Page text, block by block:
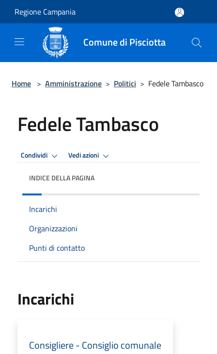
Regione Campania
Comune di Pisciotta
Home > Amministrazione > Politici > Fedele Tambasco
Fedele Tambasco
Condividi Vedi azioni
INDICE DELLA PAGINA
Incarichi
Organizzazioni
Punti di contatto
Incarichi
Consigliere - Consiglio comunale